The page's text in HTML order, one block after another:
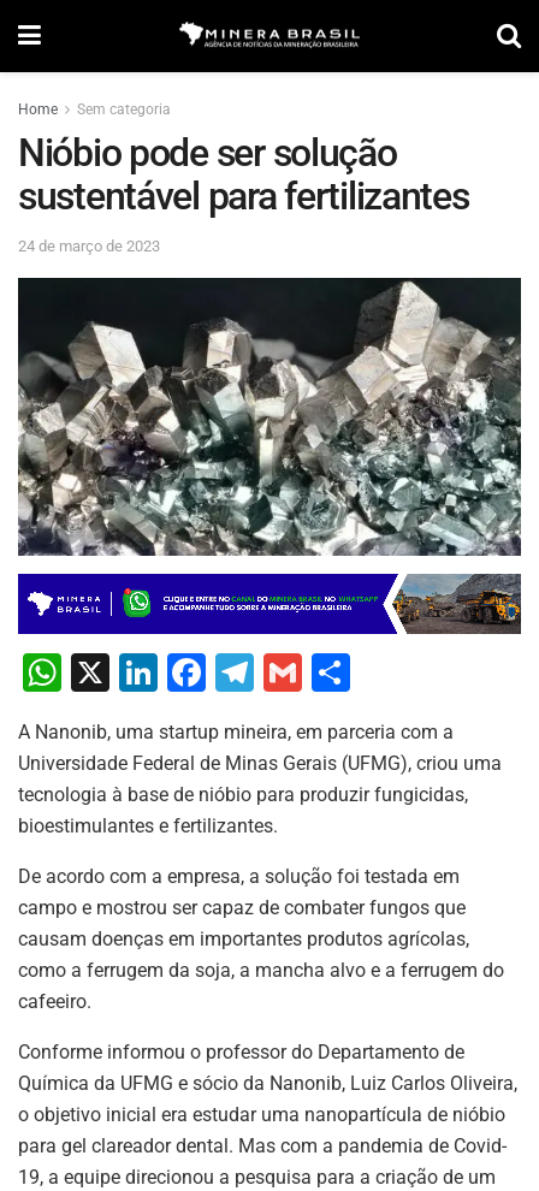
Home Sem categoria
Nióbio pode ser solução
sustentável para fertilizantes
24 de março de 2023
W
at
s
A
p
p
X
Li
k
e
dI
n
F
c
e
b
o
o
k
T
e
gr
a
m
G
ai
l
ar
e
A Nanonib, uma startup mineira, em parceria com a
Universidade Federal de Minas Gerais (UFMG), criou uma
tecnologia à base de nióbio para produzir fungicidas,
bioestimulantes e fertilizantes.
De acordo com a empresa, a solução foi testada em
campo e mostrou ser capaz de combater fungos que
causam doenças em importantes produtos agrícolas,
como a ferrugem da soja, a mancha alvo e a ferrugem do
cafeeiro.
Conforme informou o professor do Departamento de
Química da UFMG e sócio da Nanonib, Luiz Carlos Oliveira,
o objetivo inicial era estudar uma nanopartícula de nióbio
para gel clareador dental. Mas com a pandemia de Covid-
19, a equipe direcionou a pesquisa para a criação de um